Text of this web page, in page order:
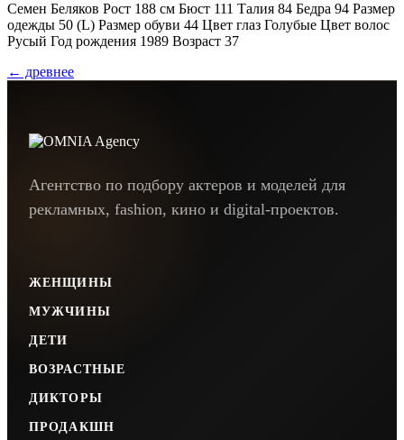
Семен Беляков Рост 188 см Бюст 111 Талия 84 Бедра 94 Размер
одежды 50 (L) Размер обуви 44 Цвет глаз Голубые Цвет волос
Русый Год рождения 1989 Возраст 37
← древнее
Агентство по подбору актеров и моделей для
рекламных, fashion, кино и digital-проектов.
ЖЕНЩИНЫ
МУЖЧИНЫ
ДЕТИ
ВОЗРАСТНЫЕ
ДИКТОРЫ
ПРОДАКШН